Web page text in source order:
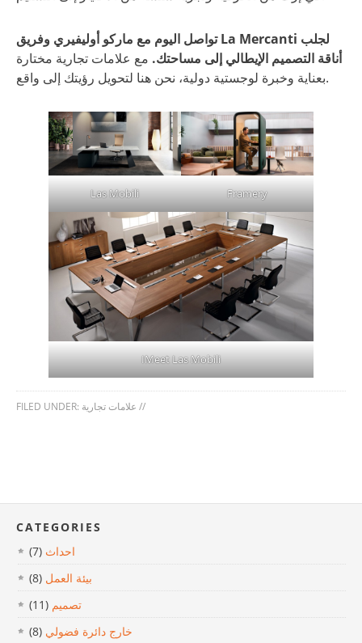
تواصل اليوم مع ماركو أوليفيري وفريق La Mercanti لجلب
أناقة التصميم الإيطالي إلى مساحتك. مع علامات تجارية مختارة
بعناية وخبرة لوجستية دولية، نحن هنا لتحويل رؤيتك إلى واقع.
Las Mobili Framery
IMeet Las Mobili
FILED UNDER: علامات تجارية //
CATEGORIES
احداث (7)
بيئة العمل (8)
تصميم (11)
خارج دائرة فضولي (8)